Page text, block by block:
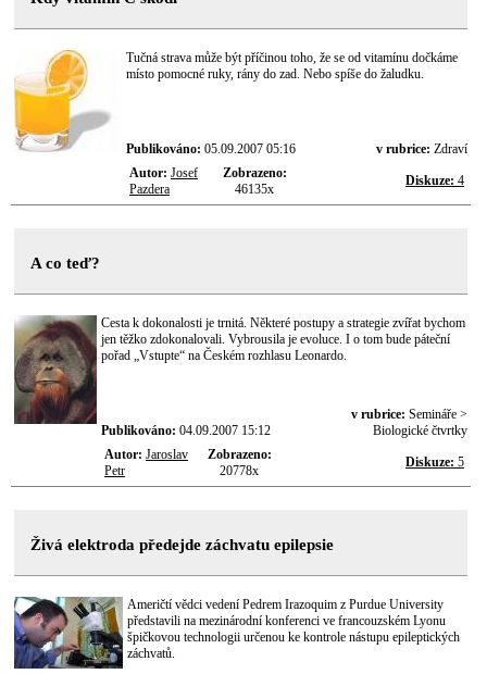
Tučná strava může být příčinou toho, že se od vitamínu dočkáme
místo pomocné ruky, rány do zad. Nebo spíše do žaludku.
Publikováno: 05.09.2007 05:16 v rubrice: Zdraví
Autor: Josef
Pazdera
Zobrazeno:
46135x
Diskuze: 4
A co teď?
Cesta k dokonalosti je trnitá. Některé postupy a strategie zvířat bychom
jen těžko zdokonalovali. Vybrousila je evoluce. I o tom bude páteční
pořad „Vstupte“ na Českém rozhlasu Leonardo.
Publikováno: 04.09.2007 15:12
v rubrice: Semináře >
Biologické čtvrtky
Autor: Jaroslav
Petr
Zobrazeno:
20778x
Diskuze: 5
Živá elektroda předejde záchvatu epilepsie
Američtí vědci vedení Pedrem Irazoquim z Purdue University
představili na mezinárodní konferenci ve francouzském Lyonu
špičkovou technologii určenou ke kontrole nástupu epileptických
záchvatů.